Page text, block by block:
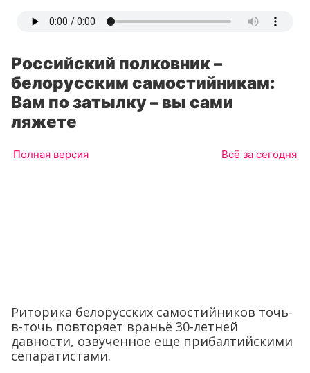
Российский полковник –
белорусским самостийникам:
Вам по затылку – вы сами
ляжете
Полная версия Всё за сегодня
Риторика белорусских самостийников точь-
в-точь повторяет враньё 30-летней
давности, озвученное еще прибалтийскими
сепаратистами.